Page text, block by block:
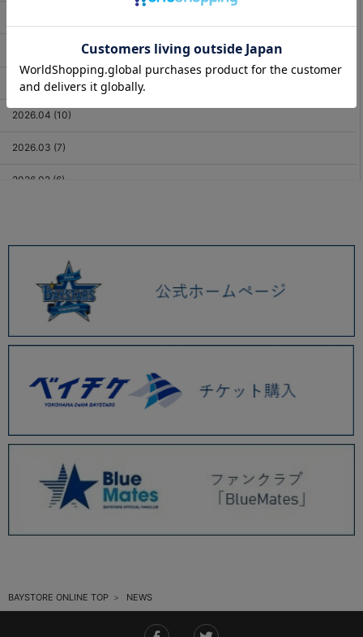
2026.05 (11)
2026.04 (10)
2026.03 (7)
2026.02 (6)
2025.12 (3)
2025.11 (6)
2025.10 (5)
2025.09 (5)
2025.08 (6)
2025.07 (6)
2025.05 (9)
2025.04 (9)
2025.03 (9)
2025.01 (12)
BAYSTORE ONLINE TOP NEWS